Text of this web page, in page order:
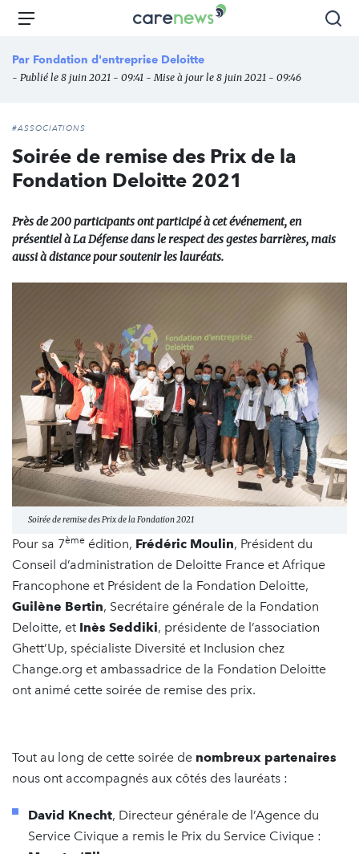
Aller
principal
Carenews,
média
des
Menu
Par Fondation d'entreprise Deloitte
- Publié le 8 juin 2021 - 09:41 - Mise à jour le 8 juin 2021 - 09:46
#ASSOCIATIONS
Soirée de remise des Prix de la
Fondation Deloitte 2021
Près de 200 participants ont participé à cet événement, en
présentiel à La Défense dans le respect des gestes barrières, mais
aussi à distance pour soutenir les lauréats.
Soirée de remise des Prix de la Fondation 2021
Pour sa 7ème édition, Frédéric Moulin, Président du
Conseil d’administration de Deloitte France et Afrique
Francophone et Président de la Fondation Deloitte,
Guilène Bertin, Secrétaire générale de la Fondation
Deloitte, et Inès Seddiki, présidente de l’association
Ghett’Up, spécialiste Diversité et Inclusion chez
Change.org et ambassadrice de la Fondation Deloitte
ont animé cette soirée de remise des prix.
Tout au long de cette soirée de nombreux partenaires
nous ont accompagnés aux côtés des lauréats :
David Knecht, Directeur générale de l’Agence du
Service Civique a remis le Prix du Service Civique :